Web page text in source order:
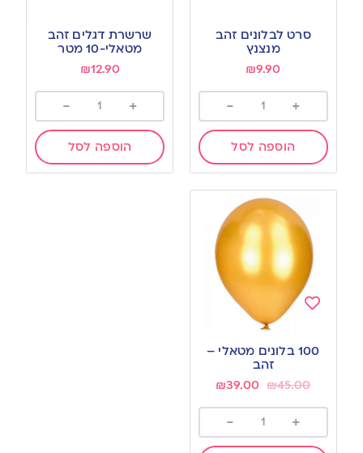
to
סרט לבלונים זהב
מנצנץ
₪9.90
+
-
הוספה לסל
to
wishlist
שרשרת דגלים זהב
מטאלי-10 מטר
₪12.90
+
-
הוספה לסל
to
100 בלונים מטאלי –
זהב
₪45.00
₪39.00
+
-